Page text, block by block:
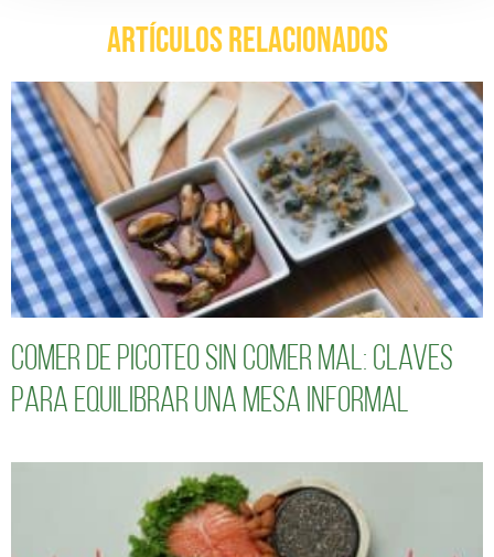
ARTÍCULOS RELACIONADOS
Comer de picoteo sin comer mal: claves
para equilibrar una mesa informal